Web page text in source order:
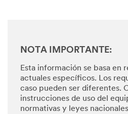
NOTA IMPORTANTE:
Esta información se basa en
actuales específicos. Los
caso pueden ser diferentes.
instrucciones de uso del
normativas y leyes